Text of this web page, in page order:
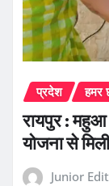
प्रदेश हमर
रायपुर :
योजना से
Junior